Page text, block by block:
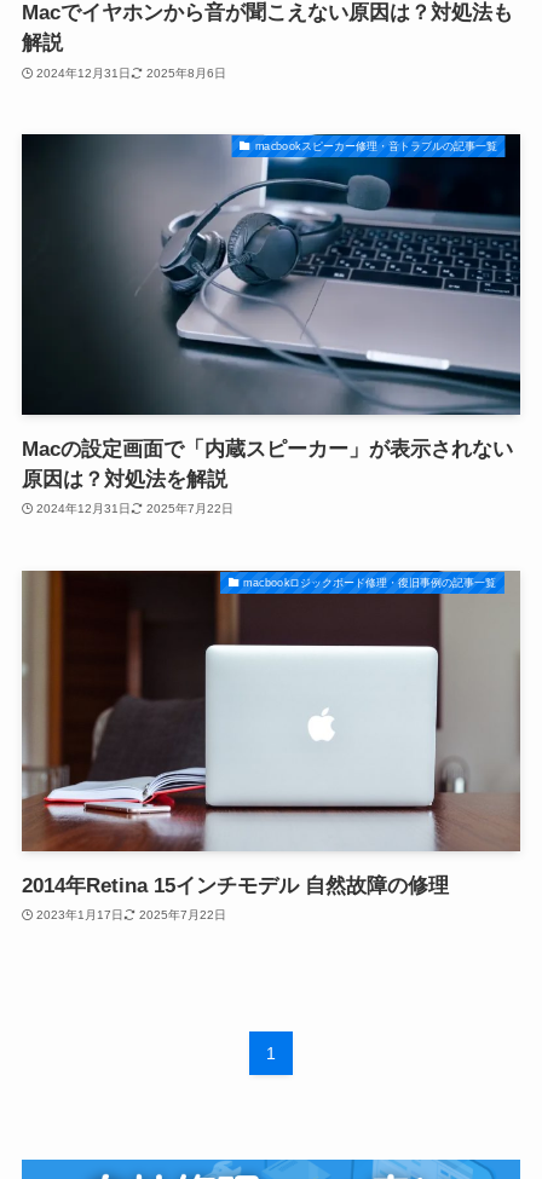
Macでイヤホンから音が聞こえない原因は？対処法も
解説
2024年12月31日 2025年8月6日
macbookスピーカー修理・音トラブルの記事一覧
Macの設定画面で「内蔵スピーカー」が表示されない
原因は？対処法を解説
2024年12月31日 2025年7月22日
macbookロジックボード修理・復旧事例の記事一覧
2014年Retina 15インチモデル 自然故障の修理
2023年1月17日 2025年7月22日
1